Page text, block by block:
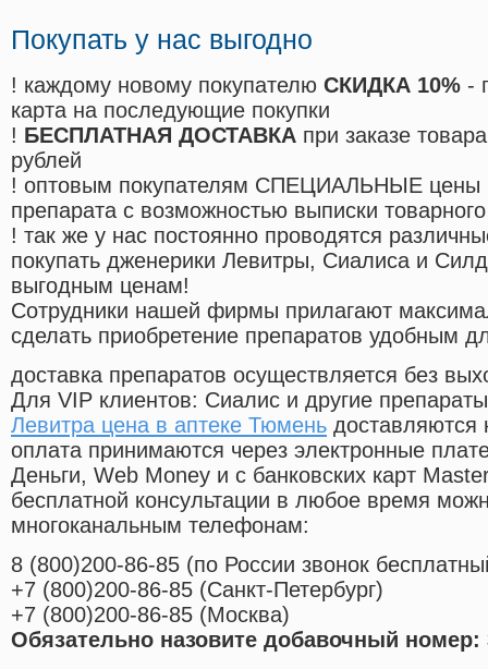
Покупать у нас выгодно
! каждому новому покупателю СКИДКА 10% -
карта на последующие покупки
! БЕСПЛАТНАЯ ДОСТАВКА при заказе
рублей
! оптовым покупателям СПЕЦИАЛЬНЫЕ цены
препарата с возможностью выписки
! так же у нас постоянно проводятся
покупать дженерики Левитры, Сиалиса и
выгодным ценам!
Cотрудники нашей фирмы прилагают
сделать приобретение препаратов удобным
доставка препаратов осуществляется без
Для VIP клиентов: Сиалис и другие
Левитра цена в аптеке Тюмень доставляются
оплата принимаются через электронные
Деньги, Web Money и с банковских карт
бесплатной консультации в любое время
многоканальным телефонам:
8 (800)200-86-85 (по России звонок
+7 (800)200-86-85 (Санкт-Петербург)
+7 (800)200-86-85 (Москва)
Обязательно назовите добавочный номер: